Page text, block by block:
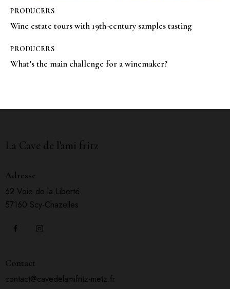
PRODUCERS
Wine estate tours with 19th-century samples tasting
PRODUCERS
What’s the main challenge for a winemaker?
La Cave de l'ami fritz
Adresse
62 Voie de la Liberté
57160 Scy-Chazelles
Contact
contact@cavedelamifritz-metz.fr